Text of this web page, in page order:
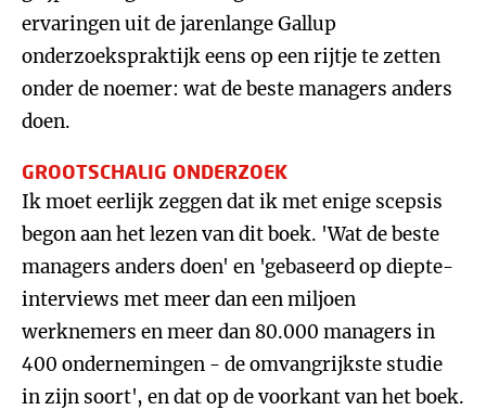
ervaringen uit de jarenlange Gallup
onderzoekspraktijk eens op een rijtje te zetten
onder de noemer: wat de beste managers anders
doen.
GROOTSCHALIG ONDERZOEK
Ik moet eerlijk zeggen dat ik met enige scepsis
begon aan het lezen van dit boek. 'Wat de beste
managers anders doen' en 'gebaseerd op diepte-
interviews met meer dan een miljoen
werknemers en meer dan 80.000 managers in
400 ondernemingen - de omvangrijkste studie
in zijn soort', en dat op de voorkant van het boek.